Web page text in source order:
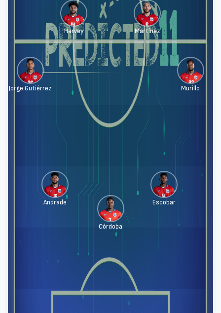
Escobar
Murillo
Andrade
Córdoba
Martínez
Harvey
Jorge Gutiérrez